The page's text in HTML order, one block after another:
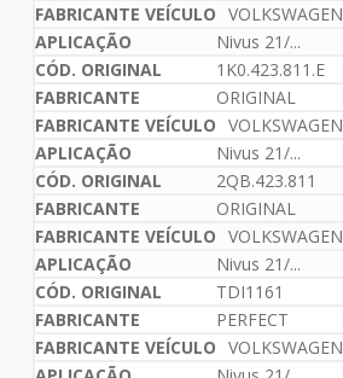
VOLKSWAGEN
Nivus 21/...
1K0.423.811.E
ORIGINAL
VOLKSWAGEN
Nivus 21/...
2QB.423.811
ORIGINAL
VOLKSWAGEN
Nivus 21/...
TDI1161
PERFECT
VOLKSWAGEN